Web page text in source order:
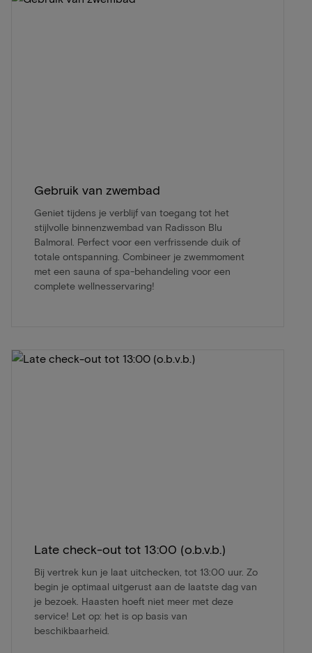
Gebruik van zwembad
Geniet tijdens je verblijf van toegang tot het
stijlvolle binnenzwembad van Radisson Blu
Balmoral. Perfect voor een verfrissende duik of
totale ontspanning. Combineer je zwemmoment
met een sauna of spa-behandeling voor een
complete wellnesservaring!
Late check-out tot 13:00 (o.b.v.b.)
Bij vertrek kun je laat uitchecken, tot 13:00 uur. Zo
begin je optimaal uitgerust aan de laatste dag van
je bezoek. Haasten hoeft niet meer met deze
service! Let op: het is op basis van
beschikbaarheid.